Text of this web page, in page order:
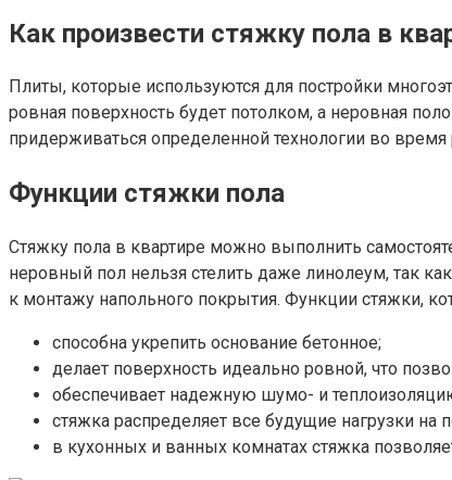
Как произвести стяжку пола в
Плиты, которые используются для постройки
ровная поверхность будет потолком, а неровная
придерживаться определенной технологии во время
Функции стяжки пола
Стяжку пола в квартире можно выполнить
неровный пол нельзя стелить даже линолеум, так
к монтажу напольного покрытия. Функции стяжки,
способна укрепить основание бетонное;
делает поверхность идеально ровной, что
обеспечивает надежную шумо- и
стяжка распределяет все будущие нагрузки на
в кухонных и ванных комнатах стяжка